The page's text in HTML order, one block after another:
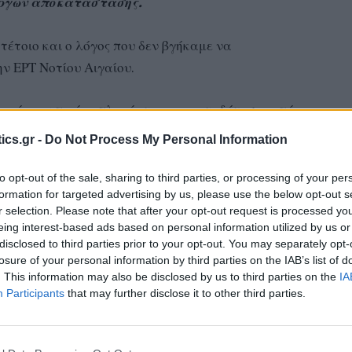
- Do Not Process My Personal Information
opt-out of the sale, sharing to third parties, or processing of your
for targeted advertising by us, please use the below opt-out
selection. Please note that after your opt-out request is processed
interest-based ads based on personal information utilized by us
to third parties prior to your opt-out. You may separately
of your personal information by third parties on the IAB’s list of
This information may also be disclosed by us to third parties on the
Participants that may further disclose it to other third parties.
και ο λόγος που δεν βγήκαμε να
ΕΡΤ Νοτίου Αιγαίου.
περί εμπλοκής της χρηματοδότησης από
είπε ότι είναι καλές οι ερμηνείες αλλά θα πρέπει
παράγοντες δεν είναι απαραίτητα
πως αν ο δήμαρχος ήθελε να αναφερθεί σε
δήμαρχο και από ποιον ειπώθηκε για την
ότι πρέπει να κάνουν ένα είδος
πλήξουν τη δημοτική αρχή. Το νησί πλήττουν με
ότι ο κόσμος είναι μικρός και τίποτα δεν μένει